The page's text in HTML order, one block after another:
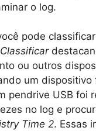
o log.
pode
ou outros
um dispositivo
pendrive USB foi
no log e
Time 2. Essas